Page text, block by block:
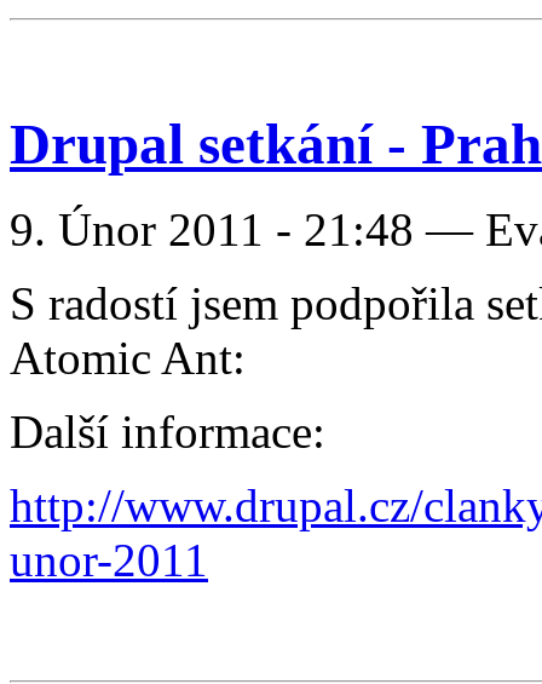
Drupal setkání -
9. Únor 2011 - 21:48 —
S radostí jsem podpořila
Atomic Ant:
Další informace:
http://www.drupal.cz/
unor-2011